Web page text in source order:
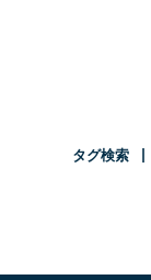
タグ検索